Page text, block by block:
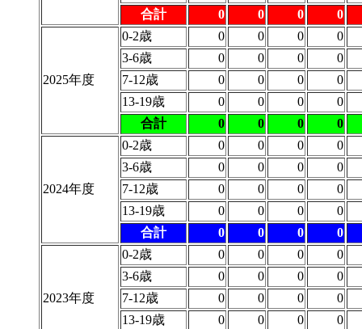
合計
0 0 0 0
2025年度
0-2歳 0 0 0
0
3-6歳
0 0 0
0
7-12歳
0 0 0
0
13-19歳
0 0 0
0
合計
0 0 0 0
2024年度
0-2歳 0 0 0
0
3-6歳
0 0 0
0
7-12歳
0 0 0
0
13-19歳
0 0 0
0
合計
0 0 0 0
2023年度
0-2歳 0 0 0
0
3-6歳
0 0 0
0
7-12歳
0 0 0
0
13-19歳
0 0 0
0